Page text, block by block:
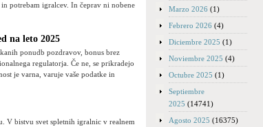
potrebam igralcev. In čeprav ni nobene
na leto 2025
ponudb pozdravov, bonus brez
regulatorja. Če ne, se prikradejo
je varna, varuje vaše podatke in
V bistvu svet spletnih igralnic v realnem
Marzo 2026 (1)
Febrero 2026 (4)
Diciembre 2025 (1)
Noviembre 2025 (4)
Octubre 2025 (1)
Septiembre
2025 (14741)
Agosto 2025 (16375)